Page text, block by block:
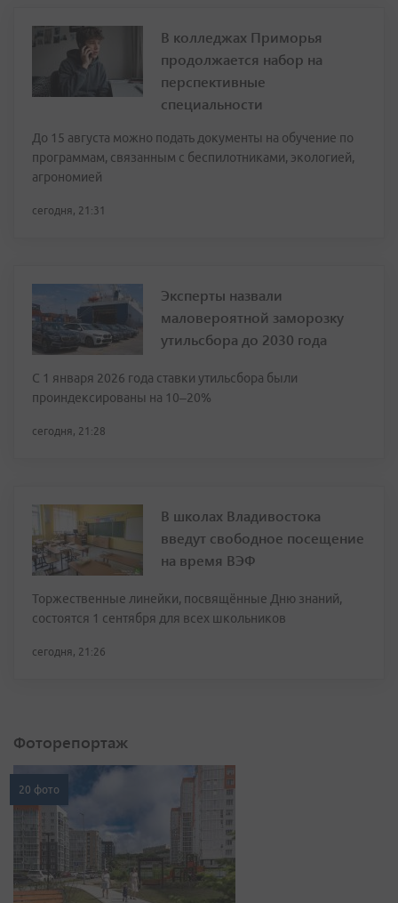
В колледжах Приморья
продолжается набор на
перспективные
специальности
До 15 августа можно подать документы на обучение по
программам, связанным с беспилотниками, экологией,
агрономией
сегодня, 21:31
Эксперты назвали
маловероятной заморозку
утильсбора до 2030 года
С 1 января 2026 года ставки утильсбора были
проиндексированы на 10–20%
сегодня, 21:28
В школах Владивостока
введут свободное посещение
на время ВЭФ
Торжественные линейки, посвящённые Дню знаний,
состоятся 1 сентября для всех школьников
сегодня, 21:26
Фоторепортаж
20 фото